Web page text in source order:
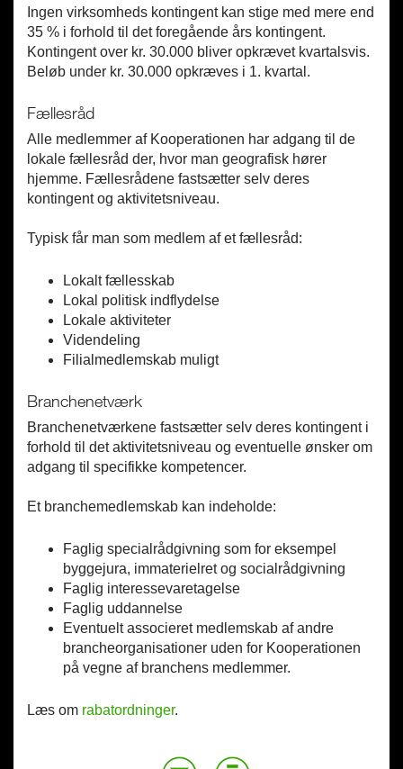
Ingen virksomheds kontingent kan stige med mere end
35 % i forhold til det foregående års kontingent.
Kontingent over kr. 30.000 bliver opkrævet kvartalsvis.
Beløb under kr. 30.000 opkræves i 1. kvartal.
Fællesråd
Alle medlemmer af Kooperationen har adgang til de
lokale fællesråd der, hvor man geografisk hører
hjemme. Fællesrådene fastsætter selv deres
kontingent og aktivitetsniveau.
Typisk får man som medlem af et fællesråd:
Lokalt fællesskab
Lokal politisk indflydelse
Lokale aktiviteter
Videndeling
Filialmedlemskab muligt
Branchenetværk
Branchenetværkene fastsætter selv deres kontingent i
forhold til det aktivitetsniveau og eventuelle ønsker om
adgang til specifikke kompetencer.
Et branchemedlemskab kan indeholde:
Faglig specialrådgivning som for eksempel
byggejura, immaterielret og socialrådgivning
Faglig interessevaretagelse
Faglig uddannelse
Eventuelt associeret medlemskab af andre
brancheorganisationer uden for Kooperationen
på vegne af branchens medlemmer.
Læs om rabatordninger.